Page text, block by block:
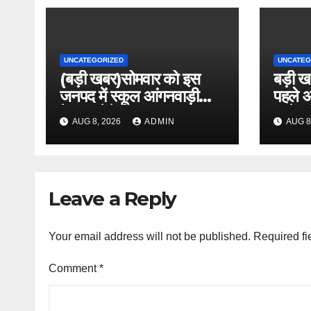
UNCATEGORIZED
(बड़ी खबर)सोमवार को इस
जनपद में स्कूल आंगनवाड़ी
केन्द्र रहेंगे बंद ।।
AUG 8, 2026 ADMIN
बड़ी
पहले
बच्चेंAUG
Leave a Reply
Your email address will not be published. Required
Comment*